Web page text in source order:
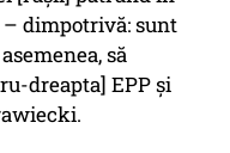
dimpotrivă: sunt
să
dreapta] EPP și